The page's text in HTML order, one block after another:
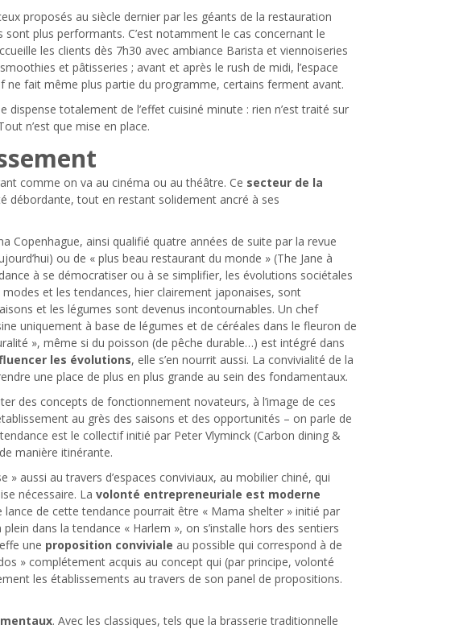
proposés au siècle dernier par les géants de la restauration
plus performants. C’est notamment le cas concernant le
les clients dès 7h30 avec ambiance Barista et viennoiseries
et pâtisseries ; avant et après le rush de midi, l’espace
ne fait même plus partie du programme, certains ferment avant.
dispense totalement de l’effet cuisiné minute : rien n’est traité sur
n’est que mise en place.
comme on va au cinéma ou au théâtre. Ce secteur de la
débordante, tout en restant solidement ancré à ses
Copenhague, ainsi qualifié quatre années de suite par la revue
ou de « plus beau restaurant du monde » (The Jane à
à se démocratiser ou à se simplifier, les évolutions sociétales
et les tendances, hier clairement japonaises, sont
et les légumes sont devenus incontournables. Un chef
uniquement à base de légumes et de céréales dans le fleuron de
», même si du poisson (de pêche durable…) est intégré dans
les évolutions, elle s’en nourrit aussi. La convivialité de la
une place de plus en plus grande au sein des fondamentaux.
des concepts de fonctionnement novateurs, à l’image de ces
au grès des saisons et des opportunités – on parle de
est le collectif initié par Peter Vlyminck (Carbon dining &
manière itinérante.
aussi au travers d’espaces conviviaux, au mobilier chiné, qui
nécessaire. La volonté entrepreneuriale est moderne
lance de cette tendance pourrait être « Mama shelter » initié par
dans la tendance « Harlem », on s’installe hors des sentiers
une proposition conviviale au possible qui correspond à de
» complétement acquis au concept qui (par principe, volonté
les établissements au travers de son panel de propositions.
. Avec les classiques, tels que la brasserie traditionnelle